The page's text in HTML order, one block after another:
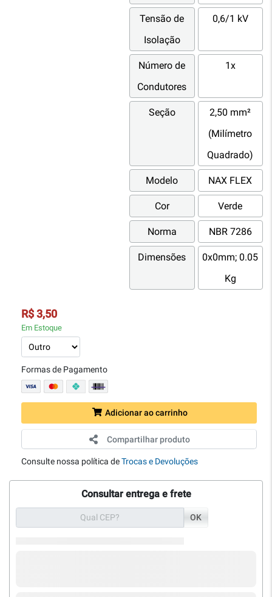
Tensão de
Isolação
0,6/1 kV
Número de
Condutores
1x
Seção
2,50 mm²
(Milímetro
Quadrado)
Modelo NAX FLEX
Cor Verde
Norma NBR 7286
Dimensões
0x0mm; 0.05
Kg
R$ 3,50
Em Estoque
Formas de Pagamento
Adicionar ao carrinho
Compartilhar produto
Consulte nossa política deTrocas e Devoluções
Consultar entrega e frete
OK